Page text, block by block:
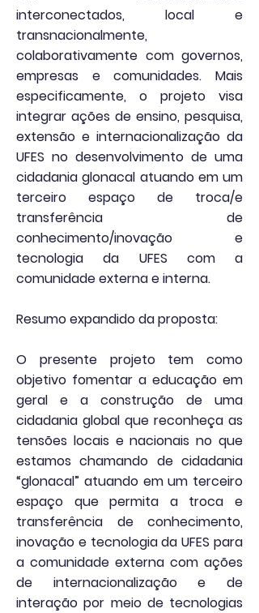
interconectados, local e
transnacionalmente,
colaborativamente com governos,
empresas e comunidades. Mais
especificamente, o projeto visa
integrar ações de ensino, pesquisa,
extensão e internacionalização da
UFES no desenvolvimento de uma
cidadania glonacal atuando em um
terceiro espaço de troca/e
transferência de
conhecimento/inovação e
tecnologia da UFES com a
comunidade externa e interna.
Resumo expandido da proposta:
O presente projeto tem como
objetivo fomentar a educação em
geral e a construção de uma
cidadania global que reconheça as
tensões locais e nacionais no que
estamos chamando de cidadania
“glonacal” atuando em um terceiro
espaço que permita a troca e
transferência de conhecimento,
inovação e tecnologia da UFES para
a comunidade externa com ações
de internacionalização e de
interação por meio de tecnologias